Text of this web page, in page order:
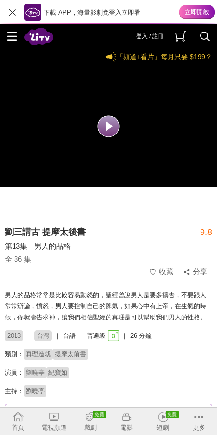
下載 APP，海量影劇免登入立即看
登入 / 註冊
「頻道+看片」每月只要 $199？
劉三講古 提摩太後書 9.8
第13集 男人的品格
全 86 集
收藏
分享
男人的品格常常是比較容易動怒的，聖經曾說男人是要多禱告，不要跟人
常常辯論，憤怒，男人要控制自己的脾氣，如果心中有上帝，在生氣的時
候，你就禱告求神，讓我們相信聖經的真理是可以幫助我們男人的性格。
2013 台灣 台語 普遍級 26 分鐘
類別： 真理造就 提摩太前書
演員： 劉曉亭 紀寶如
主持： 劉曉亭
收回
首頁
電視頻道 戲劇 電影 短劇 更多